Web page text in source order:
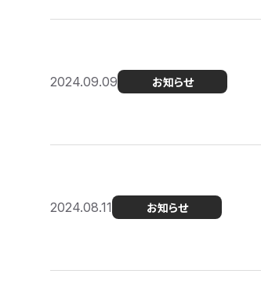
2024.09.09 お知らせ
2024.08.11 お知らせ